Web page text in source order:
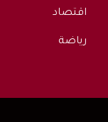
اقتصاد
رياضة